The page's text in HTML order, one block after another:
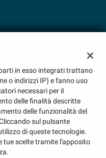
in esso integrati trattano
o indirizzi IP) e fanno uso
necessari per il
delle finalità descritte
delle funzionalità del
sul pulsante
di queste tecnologie.
tue scelte tramite l'apposito